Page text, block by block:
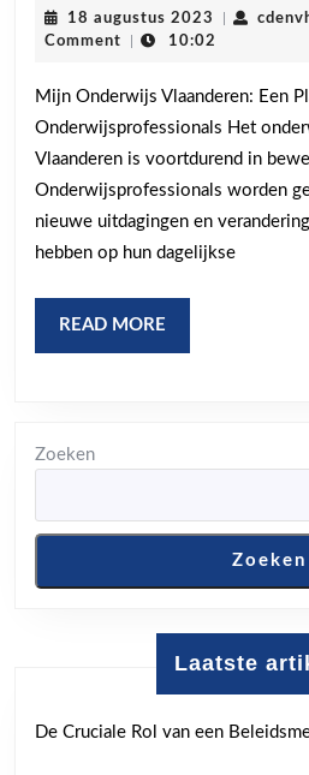
tot
in
18 augustus 2023 18
augustus
Comment
10:02
Mijn Onderwijs Vlaanderen: Een
Onderwijsprofessionals Het
Vlaanderen is voortdurend in
Onderwijsprofessionals worden
nieuwe uitdagingen en
hebben op hun dagelijkse
READ MORE
MORE
Zoeken
Zoeken
Laatste
De Cruciale Rol van een